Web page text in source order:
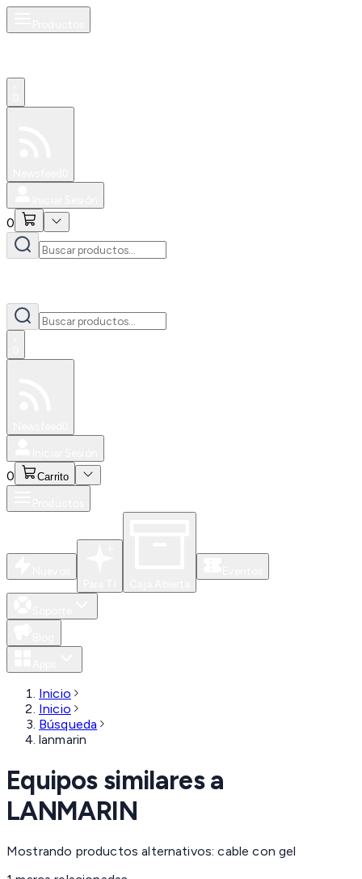
0
0 Carrito
Inicio
Inicio
Búsqueda
lanmarin
Equipos similares a
LANMARIN
Mostrando productos alternativos: cable con gel